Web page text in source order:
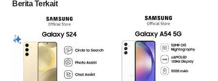
Berita Terkait